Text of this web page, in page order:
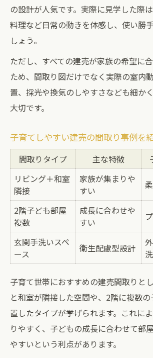
の設計が人気です。実際に見学した際
料理など日常の動きを体感し、使い勝
しょう。
ただし、すべての建売が家族の希望に
ため、間取り図だけでなく実際の室内
置、採光や換気のしやすさなども細か
大切です。
子育てしやすい建売の間取り事例を
間取りタイプ 主な特徴
リビング＋和室
隣接
家族が集まりや
すい
2階子ども部屋
複数
成長に合わせや
すい
玄関手洗いスペ
ース
衛生配慮型設計
子育て世帯におすすめの建売間取りと
と和室が隣接した空間や、2階に複数
置したタイプが挙げられます。これに
りやすく、子どもの成長に合わせて部
やすいという利点があります。